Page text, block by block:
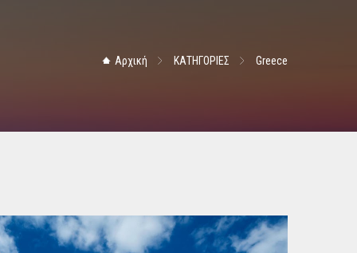
Αρχική ΚΑΤΗΓΟΡΙΕΣ Greece